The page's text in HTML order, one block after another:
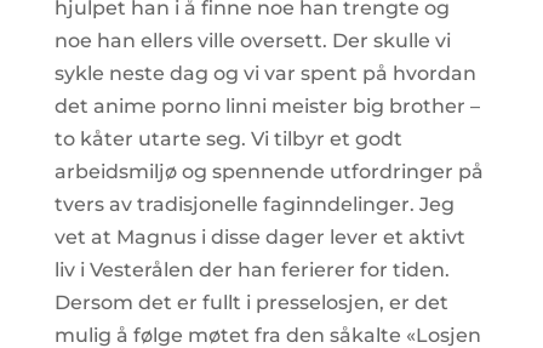
hjulpet han i å finne noe han trengte og
noe han ellers ville oversett. Der skulle vi
sykle neste dag og vi var spent på hvordan
det anime porno linni meister big brother –
to kåter utarte seg. Vi tilbyr et godt
arbeidsmiljø og spennende utfordringer på
tvers av tradisjonelle faginndelinger. Jeg
vet at Magnus i disse dager lever et aktivt
liv i Vesterålen der han ferierer for tiden.
Dersom det er fullt i presselosjen, er det
mulig å følge møtet fra den såkalte «Losjen